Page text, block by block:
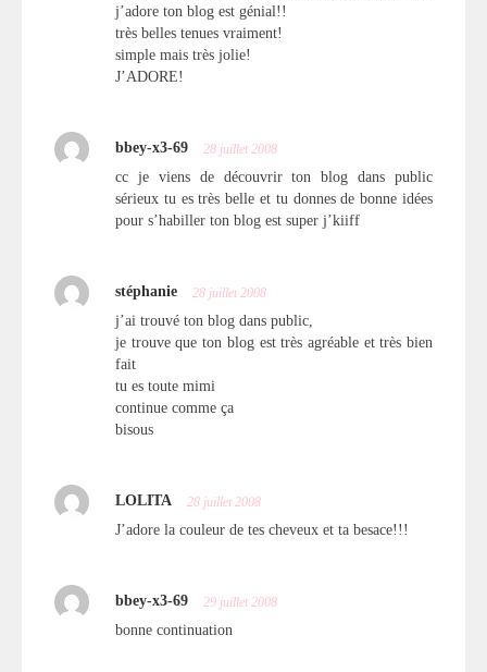
j’adore ton blog est génial!!
très belles tenues vraiment!
simple mais très jolie!
J’ADORE!
bbey-x3-69 28 juillet 2008
cc je viens de découvrir ton blog dans public
sérieux tu es très belle et tu donnes de bonne idées
pour s’habiller ton blog est super j’kiiff
stéphanie 28 juillet 2008
j’ai trouvé ton blog dans public,
je trouve que ton blog est très agréable et très bien
fait
tu es toute mimi
continue comme ça
bisous
LOLITA 28 juillet 2008
J’adore la couleur de tes cheveux et ta besace!!!
bbey-x3-69 29 juillet 2008
bonne continuation